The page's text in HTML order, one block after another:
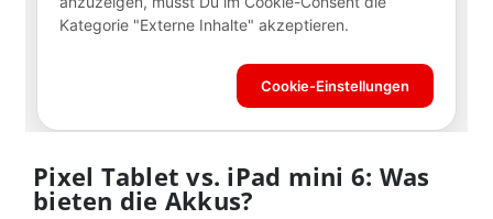
Pixel Tablet vs. iPad mini 6: Was
bieten die Akkus?